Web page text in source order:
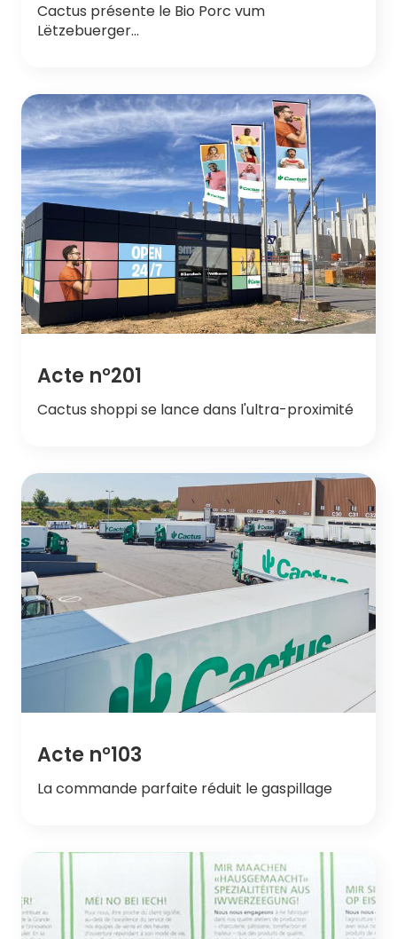
Cactus présente le Bio Porc vum
Lëtzebuerger…
Acte n°201
Cactus shoppi se lance dans l'ultra-proximité
Acte n°103
La commande parfaite réduit le gaspillage